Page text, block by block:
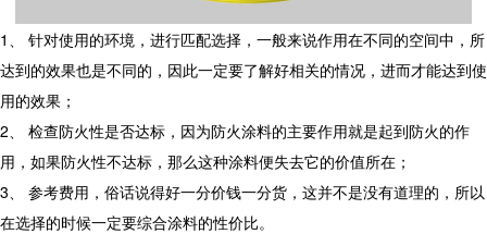
1、 针对使用的环境，进行匹配选择，一般来说作用在不同的空间中，所
达到的效果也是不同的，因此一定要了解好相关的情况，进而才能达到使
用的效果；
2、 检查防火性是否达标，因为防火涂料的主要作用就是起到防火的作
用，如果防火性不达标，那么这种涂料便失去它的价值所在；
3、 参考费用，俗话说得好一分价钱一分货，这并不是没有道理的，所以
在选择的时候一定要综合涂料的性价比。